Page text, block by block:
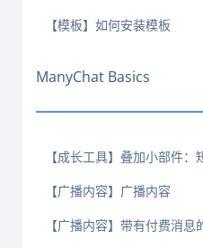
【模板】如何安装模板
ManyChat Basics
【成长工具】叠加小部件：
【广播内容】广播内容
【广播内容】带有付费消息